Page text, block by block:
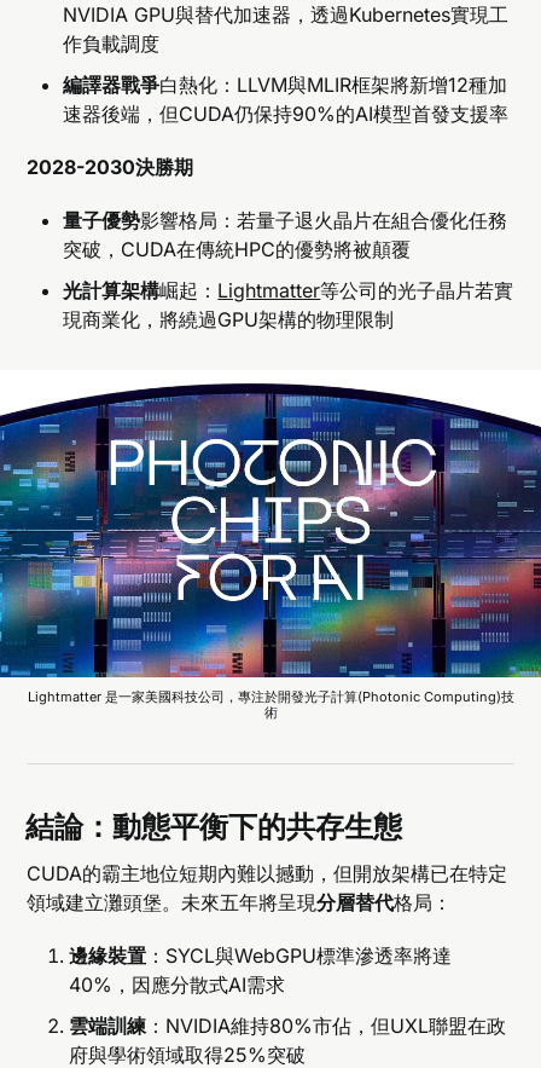
NVIDIA GPU與替代加速器，透過Kubernetes實現工
作負載調度
編譯器戰爭白熱化：LLVM與MLIR框架將新增12種加
速器後端，但CUDA仍保持90%的AI模型首發支援率
2028-2030決勝期
量子優勢影響格局：若量子退火晶片在組合優化任務
突破，CUDA在傳統HPC的優勢將被顛覆
光計算架構崛起： Lightmatter等公司的光子晶片若實
現商業化，將繞過GPU架構的物理限制
Lightmatter 是一家美國科技公司，專注於開發光子計算(Photonic Computing)技
術
結論：動態平衡下的共存生態
CUDA的霸主地位短期內難以撼動，但開放架構已在特定
領域建立灘頭堡。未來五年將呈現分層替代格局：
邊緣裝置 ：SYCL與WebGPU標準滲透率將達
40%，因應分散式AI需求
雲端訓練 ：NVIDIA維持80%市佔，但UXL聯盟在政
府與學術領域取得25%突破